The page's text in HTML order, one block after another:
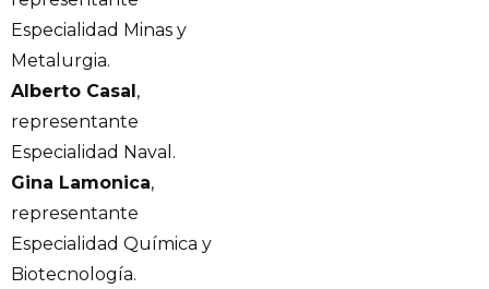
Especialidad Minas y
Metalurgia.
Alberto Casal,
representante
Especialidad Naval.
Gina Lamonica,
representante
Especialidad Química y
Biotecnología.